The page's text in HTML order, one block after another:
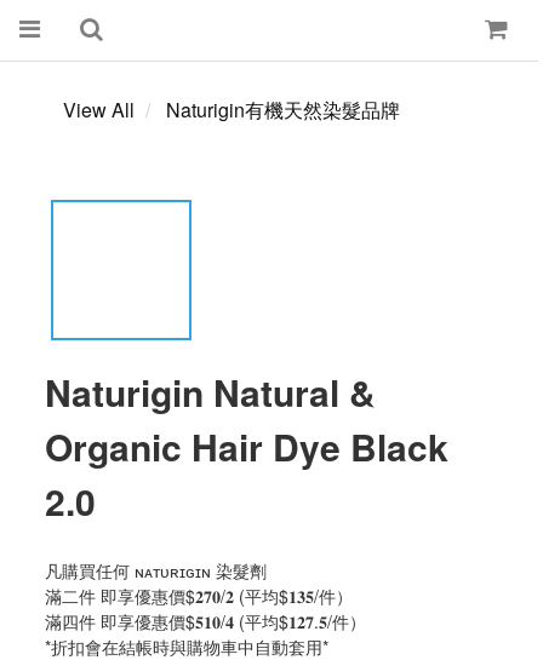
View All Naturigin有機天然染髮品牌
Naturigin Natural &
Organic Hair Dye Black
2.0
凡購買任何 ɴᴀᴛᴜʀɪɢɪɴ 染髮劑
滿二件 即享優惠價$𝟐𝟕𝟎/𝟐 (平均$𝟏𝟑𝟓/件）
滿四件 即享優惠價$𝟓𝟏𝟎/𝟒 (平均$𝟏𝟐𝟕.𝟓/件）
*折扣會在結帳時與購物車中自動套用*